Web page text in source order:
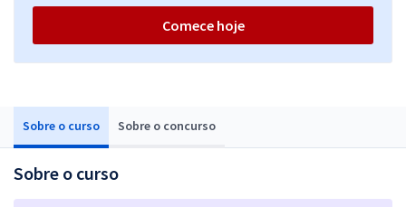
Sobre o curso Sobre o concurso
Sobre o curso
Comece hoje